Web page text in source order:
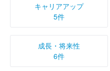
キャリアアップ
5件
成長・将来性
6件